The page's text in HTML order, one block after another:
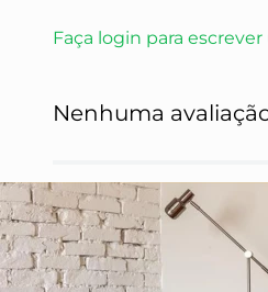
Faça login para
Nenhuma